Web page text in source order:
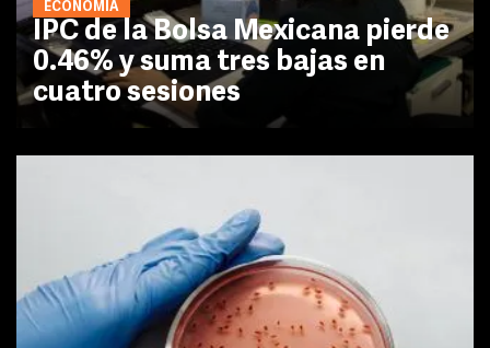
ECONOMÍA
IPC de la Bolsa Mexicana pierde
0.46% y suma tres bajas en
cuatro sesiones